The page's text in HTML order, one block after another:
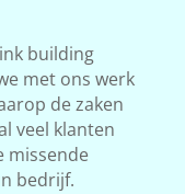
building
met ons werk
de zaken
veel klanten
missende
bedrijf.